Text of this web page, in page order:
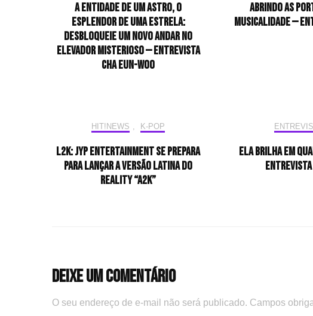
A entidade de um astro, o
esplendor de uma estrela:
desbloqueie um novo andar no
elevador misterioso — Entrevista
CHA EUN-WOO
Abrindo as
musicalidade —
HIT!NEWS , K-POP
L2K: JYP Entertainment se prepara
para lançar a versão latina do
reality “A2K”
Ela brilha em
Deixe um comentário
O seu endereço de e-mail não será publicado. Campos